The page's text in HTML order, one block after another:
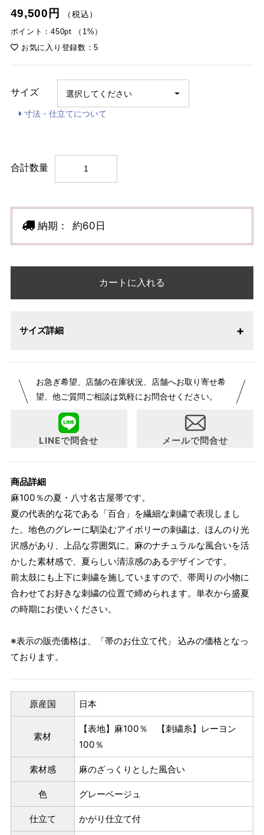
49,500円
（税込）
ポイント：450pt （1%）
お気に入り登録数：5
サイズ
寸法・仕立てについて
合計数量
納期： 約60日
カートに入れる
サイズ詳細
が変更になりました。パターンオーダーは、お客様のお声か
らよりお召しになりやすい寸法に変更いたしました。変更点
について詳細をお知りになりたい方はお問い合わせくださ
お急ぎ希望、店舗の在庫状況、店舗へお取り寄せ希
望、他ご質問ご相談は気軽にお問合せください。
LINEで問合せ メールで問合せ
商品詳細
麻100％の夏・八寸名古屋帯です。
夏の代表的な花である「百合」を繊細な刺繍で表現しまし
た。地色のグレーに馴染むアイボリーの刺繍は、ほんのり光
沢感があり、上品な雰囲気に。麻のナチュラルな風合いを活
かした素材感で、夏らしい清涼感のあるデザインです。
前太鼓にも上下に刺繍を施していますので、帯周りの小物に
合わせてお好きな刺繍の位置で締められます。単衣から盛夏
の時期にお使いください。
※表示の販売価格は、「帯のお仕立て代」 込みの価格となっ
ております。
原産国 日本
素材
【表地】麻100％ 【刺繍糸】レーヨン
100％
素材感 麻のざっくりとした風合い
色 グレーベージュ
仕立て かがり仕立て付